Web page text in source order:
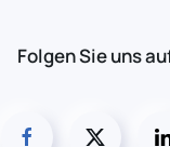
Folgen Sie uns